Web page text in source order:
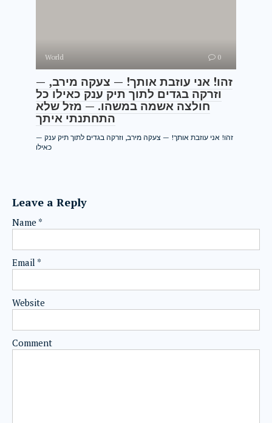
World 0
— זהו! אני עוזבת אותך! — צעקה מירב,
וזרקה בגדים לתוך תיק ענק כאילו כל
חולצה אשמה במשהו. — מזל שלא
התחתנתי איתך
— זהו! אני עוזבת אותך! — צעקה מירב, וזרקה בגדים לתוך תיק ענק
כאילו
Leave a Reply
Name *
Email *
Website
Comment